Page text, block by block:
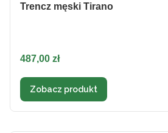
Trencz męski Tirano
Cena
487,00 zł
Zobacz produkt